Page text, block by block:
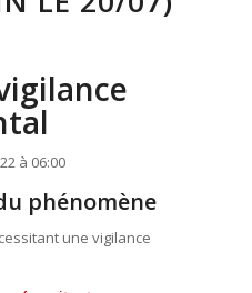
à 06:00
phénomène
une vigilance